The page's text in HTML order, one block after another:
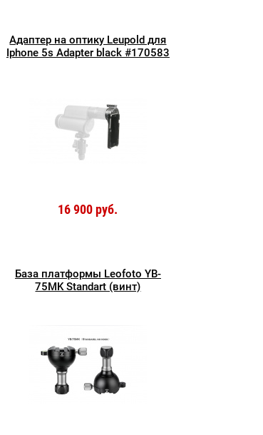
Адаптер на оптику Leupold для
Iphone 5s Adapter black #170583
16 900 руб.
База платформы Leofoto YB-
75MK Standart (винт)